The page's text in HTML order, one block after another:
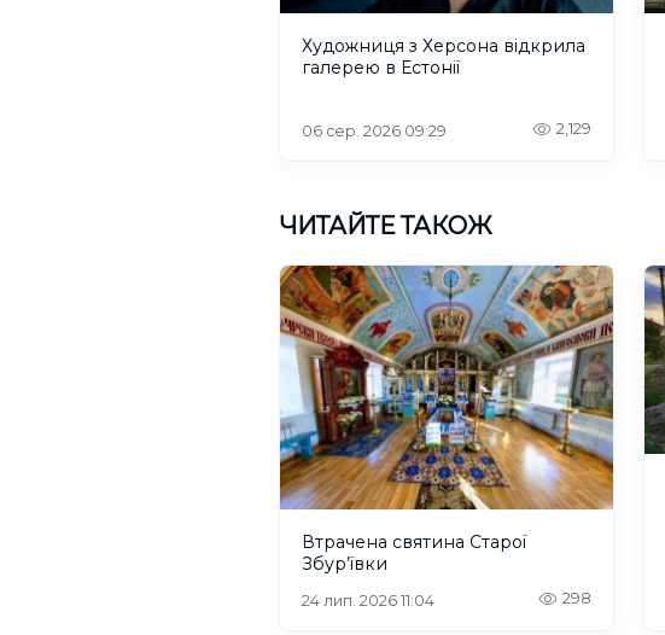
Художниця з Херсона відкрила
галерею в Естонії
06 сер. 2026 09:29 2,129
ЧИТАЙТЕ ТАКОЖ
Втрачена святина Старої
Збур’ївки
24 лип. 2026 11:04 298